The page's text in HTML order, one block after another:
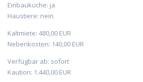
Einbauküche: ja
Haustiere: nein
Kaltmiete: 480,00 EUR
Nebenkosten: 140,00 EUR
Verfügbar ab: sofort
Kaution: 1.440,00 EUR